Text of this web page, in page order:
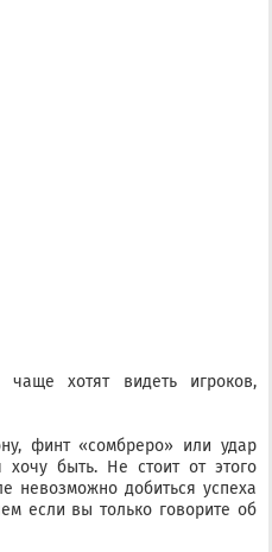
хотят видеть игроков,
финт «сомбреро» или удар
быть. Не стоит от этого
невозможно добиться успеха
если вы только говорите об